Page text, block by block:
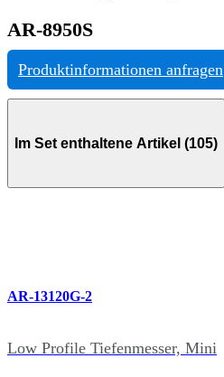
AR-8950S
Produktinformationen anfragen
Im Set enthaltene Artikel (105)
AR-13120G-2
Low Profile Tiefenmesser, Mini